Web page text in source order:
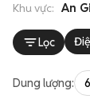
Khu vực: An
Lọc
Dung lượng: